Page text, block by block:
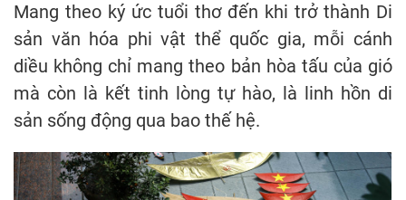
Mang theo ký ức tuổi thơ đến khi trở thành Di
sản văn hóa phi vật thể quốc gia, mỗi cánh
diều không chỉ mang theo bản hòa tấu của gió
mà còn là kết tinh lòng tự hào, là linh hồn di
sản sống động qua bao thế hệ.